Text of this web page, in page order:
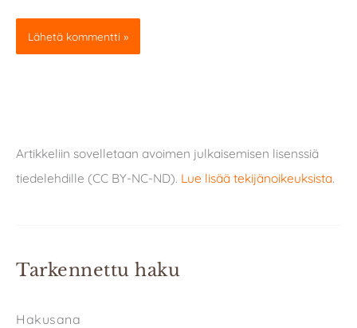
Artikkeliin sovelletaan avoimen julkaisemisen lisenssiä
tiedelehdille (CC BY-NC-ND). Lue lisää tekijänoikeuksista.
Tarkennettu haku
Hakusana